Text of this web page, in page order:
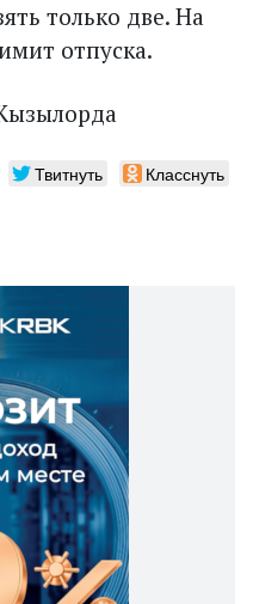
только две. На
отпуска.
Твитнуть Класснуть